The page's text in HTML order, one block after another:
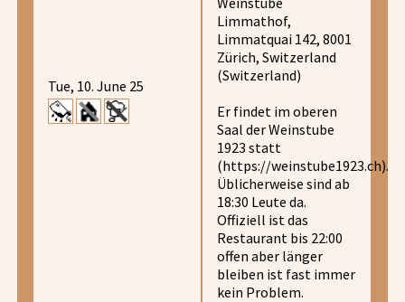
Tue, 10. June 25
Limmathof,
Limmatquai 142, 8001
Zürich, Switzerland
(Switzerland)
Er findet im oberen
Saal der Weinstube
1923 statt
(https://weinstube1923.ch).
Üblicherweise sind ab
18:30 Leute da.
Offiziell ist das
Restaurant bis 22:00
offen aber länger
bleiben ist fast immer
kein Problem.